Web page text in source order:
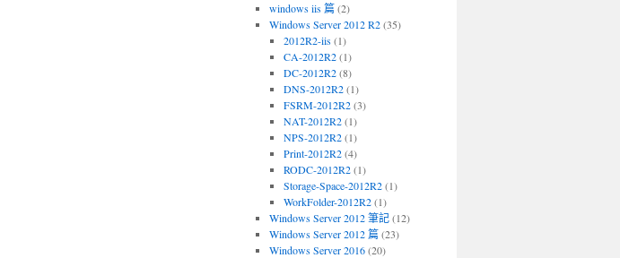
windows iis 篇(2)
Windows Server 2012 R2(35)
2012R2-iis(1)
CA-2012R2(1)
DC-2012R2(8)
DNS-2012R2(1)
FSRM-2012R2(3)
NAT-2012R2(1)
NPS-2012R2(1)
Print-2012R2(4)
RODC-2012R2(1)
Storage-Space-2012R2(1)
WorkFolder-2012R2(1)
Windows Server 2012 筆記(12)
Windows Server 2012 篇(23)
Windows Server 2016(20)